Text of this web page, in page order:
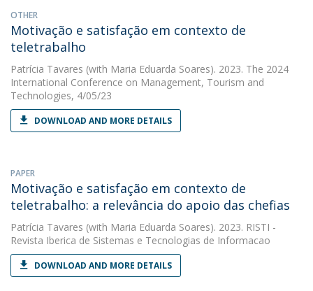
OTHER
Motivação e satisfação em contexto de
teletrabalho
Patrícia Tavares (with Maria Eduarda Soares). 2023. The 2024
International Conference on Management, Tourism and
Technologies, 4/05/23
DOWNLOAD AND MORE DETAILS
PAPER
Motivação e satisfação em contexto de
teletrabalho: a relevância do apoio das chefias
Patrícia Tavares (with Maria Eduarda Soares). 2023. RISTI -
Revista Iberica de Sistemas e Tecnologias de Informacao
DOWNLOAD AND MORE DETAILS